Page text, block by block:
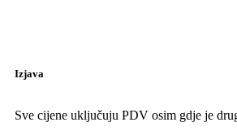
Izjava
Sve cijene uključuju PDV osim gdje je